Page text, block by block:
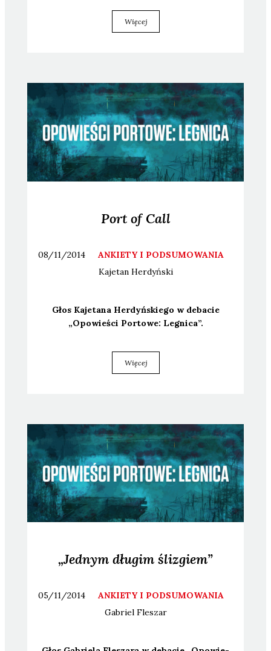
Więcej
Port of Call
08/11/2014
ANKIETY I PODSUMOWANIA
Kajetan Herdyński
Głos Kaje­ta­na Her­dyń­skie­go w deba­cie
„Opo­wie­ści Por­to­we: Legni­ca”.
Więcej
„Jednym długim ślizgiem”
05/11/2014
ANKIETY I PODSUMOWANIA
Gabriel Fleszar